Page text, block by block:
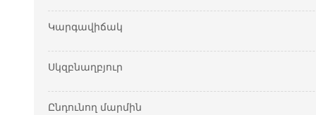
Կարգավիճակ
Սկզբնաղբյուր
Ընդունող մարմին